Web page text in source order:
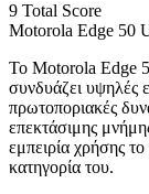
9 Total Score
Motorola Edge 50
Το Motorola Edge
συνδυάζει υψηλές
πρωτοποριακές
επεκτάσιμης
εμπειρία χρήσης
κατηγορία του.